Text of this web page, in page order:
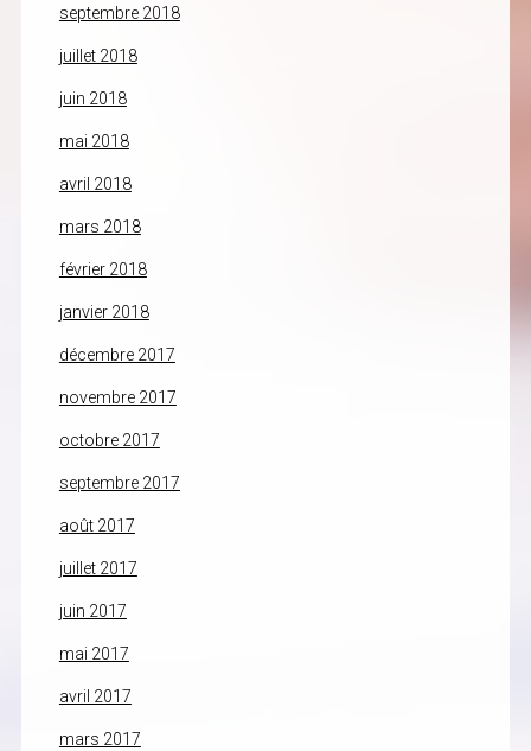
septembre 2018
juillet 2018
juin 2018
mai 2018
avril 2018
mars 2018
février 2018
janvier 2018
décembre 2017
novembre 2017
octobre 2017
septembre 2017
août 2017
juillet 2017
juin 2017
mai 2017
avril 2017
mars 2017